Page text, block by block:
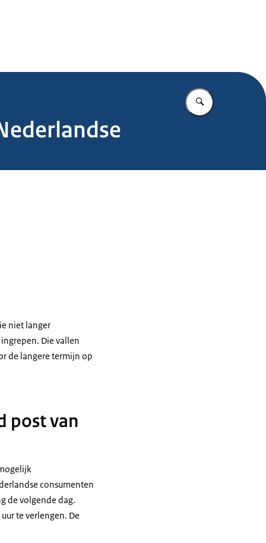
Vul in wat u
niet langer
Die vallen
de langere termijn op
post van
consumenten
de volgende dag.
te verlengen. De